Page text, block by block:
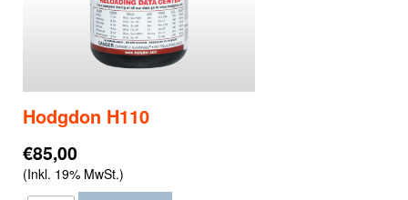
Hodgdon H110
€85,00
(Inkl. 19% MwSt.)